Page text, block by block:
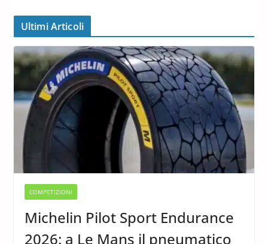
Ultimi Articoli
COMPETIZIONI
Michelin Pilot Sport Endurance
2026: a Le Mans il pneumatico